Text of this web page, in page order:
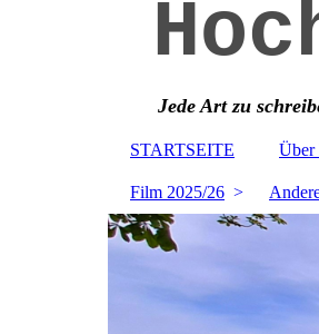
Jede Art zu
STARTSEITE Über
Film 2025/26